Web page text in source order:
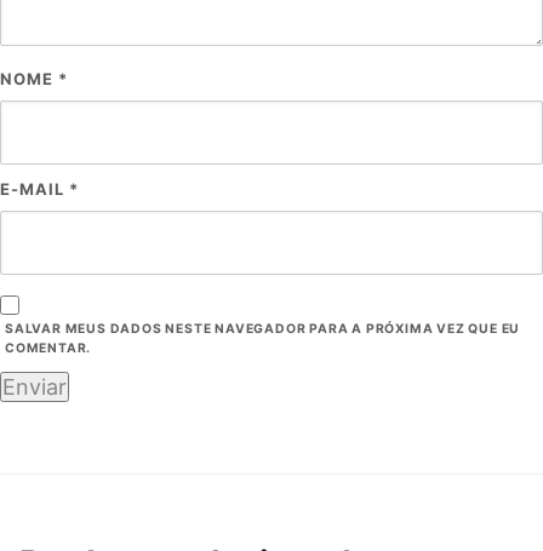
NOME *
E-MAIL *
SALVAR MEUS DADOS NESTE NAVEGADOR PARA A PRÓXIMA VEZ QUE EU
COMENTAR.